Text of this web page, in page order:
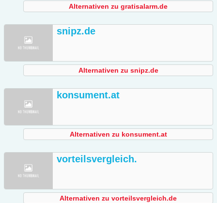
Alternativen zu gratisalarm.de
snipz.de
Alternativen zu snipz.de
konsument.at
Alternativen zu konsument.at
vorteilsvergleich.
Alternativen zu vorteilsvergleich.de